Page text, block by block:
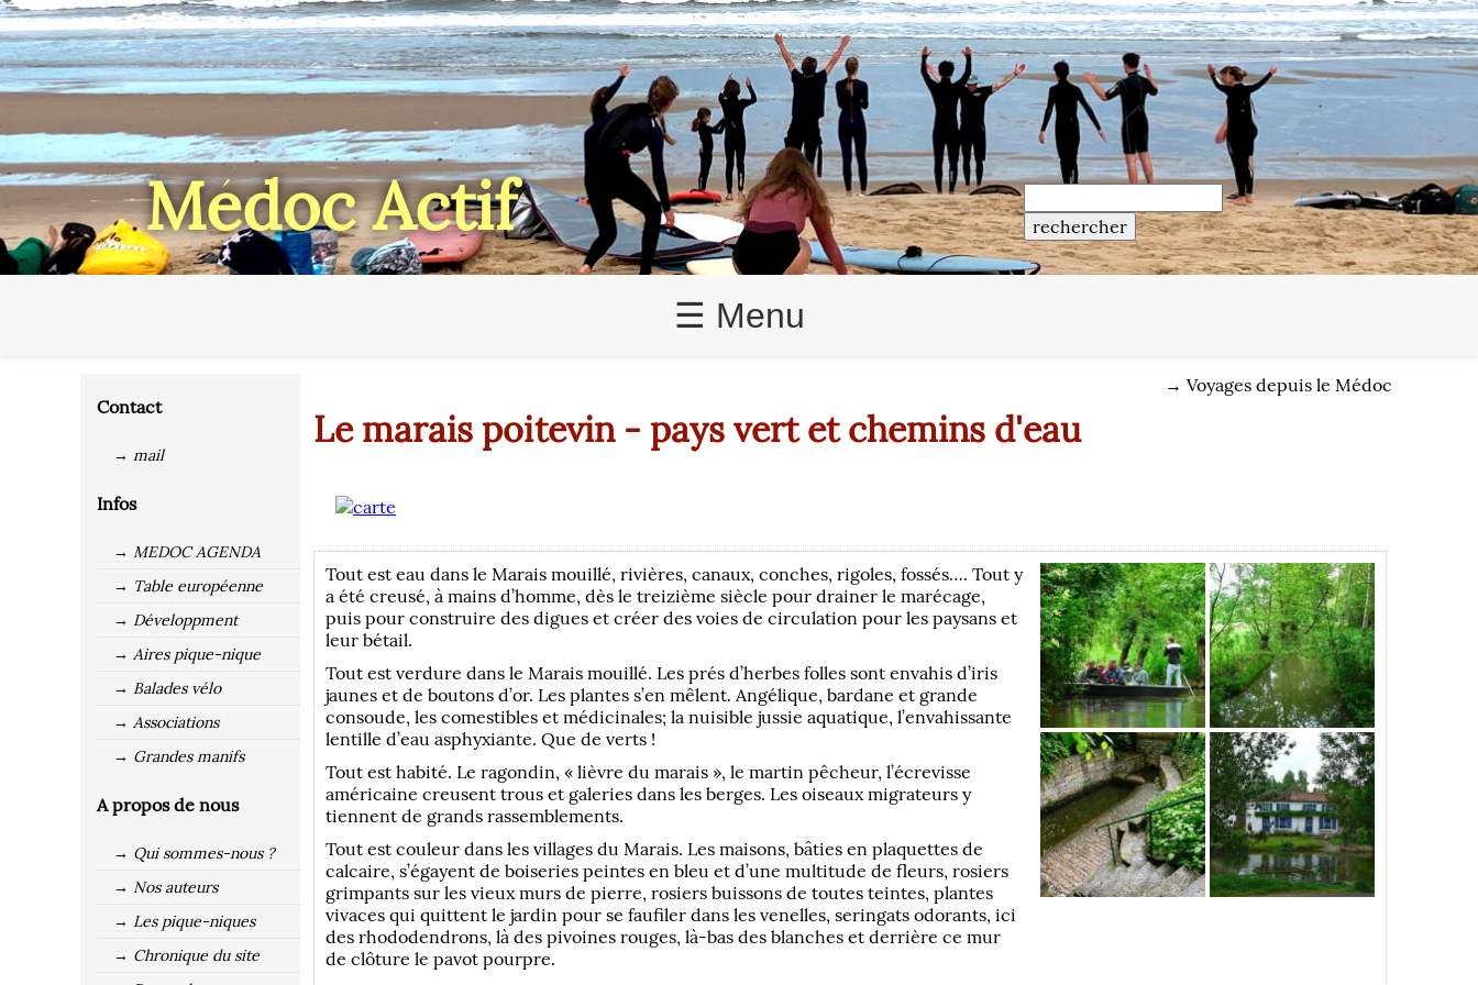
Médoc Actif
☰ Menu
Contact
→ mail
Infos
→ MEDOC AGENDA
→ Table européenne
→ Développment
→ Aires pique-nique
→ Balades vélo
→ Associations
→ Grandes manifs
A propos de nous
→ Qui sommes-nous ?
→ Nos auteurs
→ Les pique-niques
→ Chronique du site
→ Voyages depuis le Médoc
Le marais poitevin - pays vert et chemins d'eau
Tout est eau dans le Marais mouillé, rivières, canaux, conches, rigoles, fossés…. Tout y
a été creusé, à mains d’homme, dès le treizième siècle pour drainer le marécage,
puis pour construire des digues et créer des voies de circulation pour les paysans et
leur bétail.
Tout est verdure dans le Marais mouillé. Les prés d’herbes folles sont envahis d’iris
jaunes et de boutons d’or. Les plantes s’en mêlent. Angélique, bardane et grande
consoude, les comestibles et médicinales; la nuisible jussie aquatique, l’envahissante
lentille d’eau asphyxiante. Que de verts !
Tout est habité. Le ragondin, « lièvre du marais », le martin pêcheur, l’écrevisse
américaine creusent trous et galeries dans les berges. Les oiseaux migrateurs y
tiennent de grands rassemblements.
Tout est couleur dans les villages du Marais. Les maisons, bâties en plaquettes de
calcaire, s’égayent de boiseries peintes en bleu et d’une multitude de fleurs, rosiers
grimpants sur les vieux murs de pierre, rosiers buissons de toutes teintes, plantes
vivaces qui quittent le jardin pour se faufiler dans les venelles, seringats odorants, ici
des rhododendrons, là des pivoines rouges, là-bas des blanches et derrière ce mur
de clôture le pavot pourpre.